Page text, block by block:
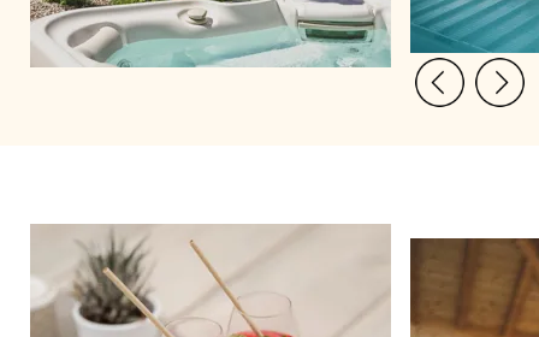
URLAUBSTIPPS